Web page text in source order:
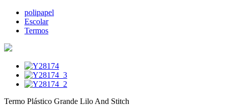
polipapel
Escolar
Termos
Termo Plástico Grande Lilo And Stitch